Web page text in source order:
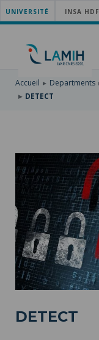
SKIP
TO
NAVIGATION
SKIP
MAIN
CONTENT
SKIP
UNIVERSITÉ INSA HDF
Accueil Departments
DETECT
DETECT